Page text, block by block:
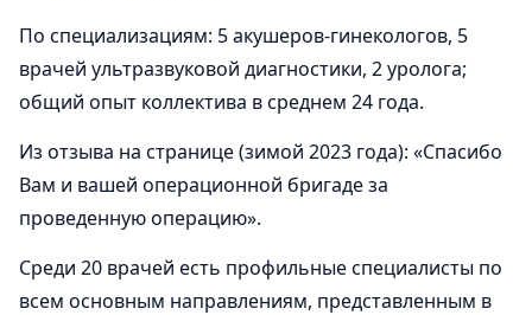
По специализациям: 5 акушеров-гинекологов, 5
врачей ультразвуковой диагностики, 2 уролога;
общий опыт коллектива в среднем 24 года.
Из отзыва на странице (зимой 2023 года): «Спасибо
Вам и вашей операционной бригаде за
проведенную операцию».
Среди 20 врачей есть профильные специалисты по
всем основным направлениям, представленным в